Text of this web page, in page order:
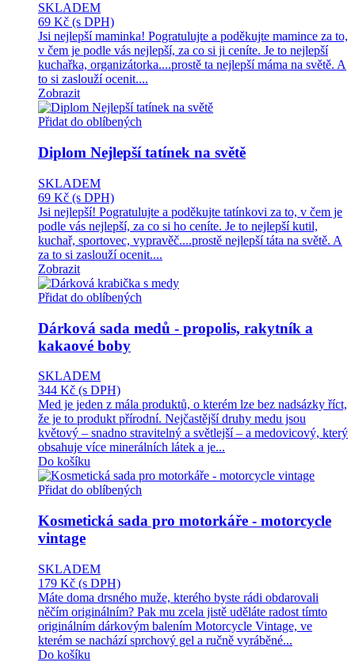
SKLADEM
69 Kč (s DPH)
Jsi nejlepší maminka! Pogratulujte a poděkujte mamince za to,
v čem je podle vás nejlepší, za co si ji ceníte. Je to nejlepší
kuchařka, organizátorka....prostě ta nejlepší máma na světě. A
to si zaslouží ocenit....
Zobrazit
Přidat do oblíbených
Diplom Nejlepší tatínek na světě
SKLADEM
69 Kč (s DPH)
Jsi nejlepší! Pogratulujte a poděkujte tatínkovi za to, v čem je
podle vás nejlepší, za co si ho ceníte. Je to nejlepší kutil,
kuchař, sportovec, vypravěč....prostě nejlepší táta na světě. A
za to si zaslouží ocenit....
Zobrazit
Přidat do oblíbených
Dárková sada medů - propolis, rakytník a
kakaové boby
SKLADEM
344 Kč (s DPH)
Med je jeden z mála produktů, o kterém lze bez nadsázky říct,
že je to produkt přírodní. Nejčastější druhy medu jsou
květový – snadno stravitelný a světlejší – a medovicový, který
obsahuje více minerálních látek a je...
Do košíku
Přidat do oblíbených
Kosmetická sada pro motorkáře - motorcycle
vintage
SKLADEM
179 Kč (s DPH)
Máte doma drsného muže, kterého byste rádi obdarovali
něčím originálním? Pak mu zcela jistě uděláte radost tímto
originálním dárkovým balením Motorcycle Vintage, ve
kterém se nachází sprchový gel a ručně vyráběné...
Do košíku